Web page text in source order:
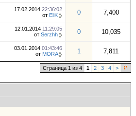
17.02.2014 22:36:02
от EliK 0 7,400
12.01.2014 11:29:05
от Serzhh 0 10,035
03.01.2014 01:43:46
от MORA 1 7,811
Страница 1 из 4 1 2 3 4 >